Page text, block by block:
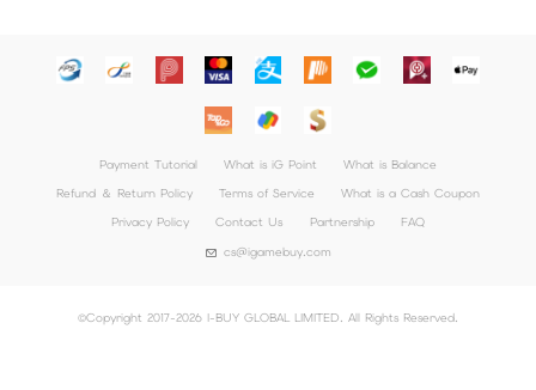
Payment Tutorial What is iG Point
What is Balance
Refund ＆ Return Policy
Terms of Service
What is a Cash Coupon
Privacy Policy
Contact Us Partnership
FAQ
cs@igamebuy.com
©Copyright 2017-2026 I-BUY GLOBAL LIMITED. All Rights Reserved.